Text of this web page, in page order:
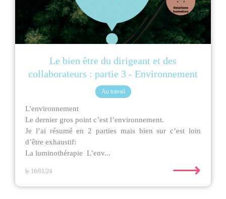
Le bien être du dirigeant et des
collaborateurs : partie 3 - Environnement
Au travail
L'environnement
Le dernier gros point c’est l’environnement.
Je l’ai résumé en 2 parties mais bien sur c’est loin
d’être exhaustif:
La luminothérapie L’env...
le 16/01/24 ⟶